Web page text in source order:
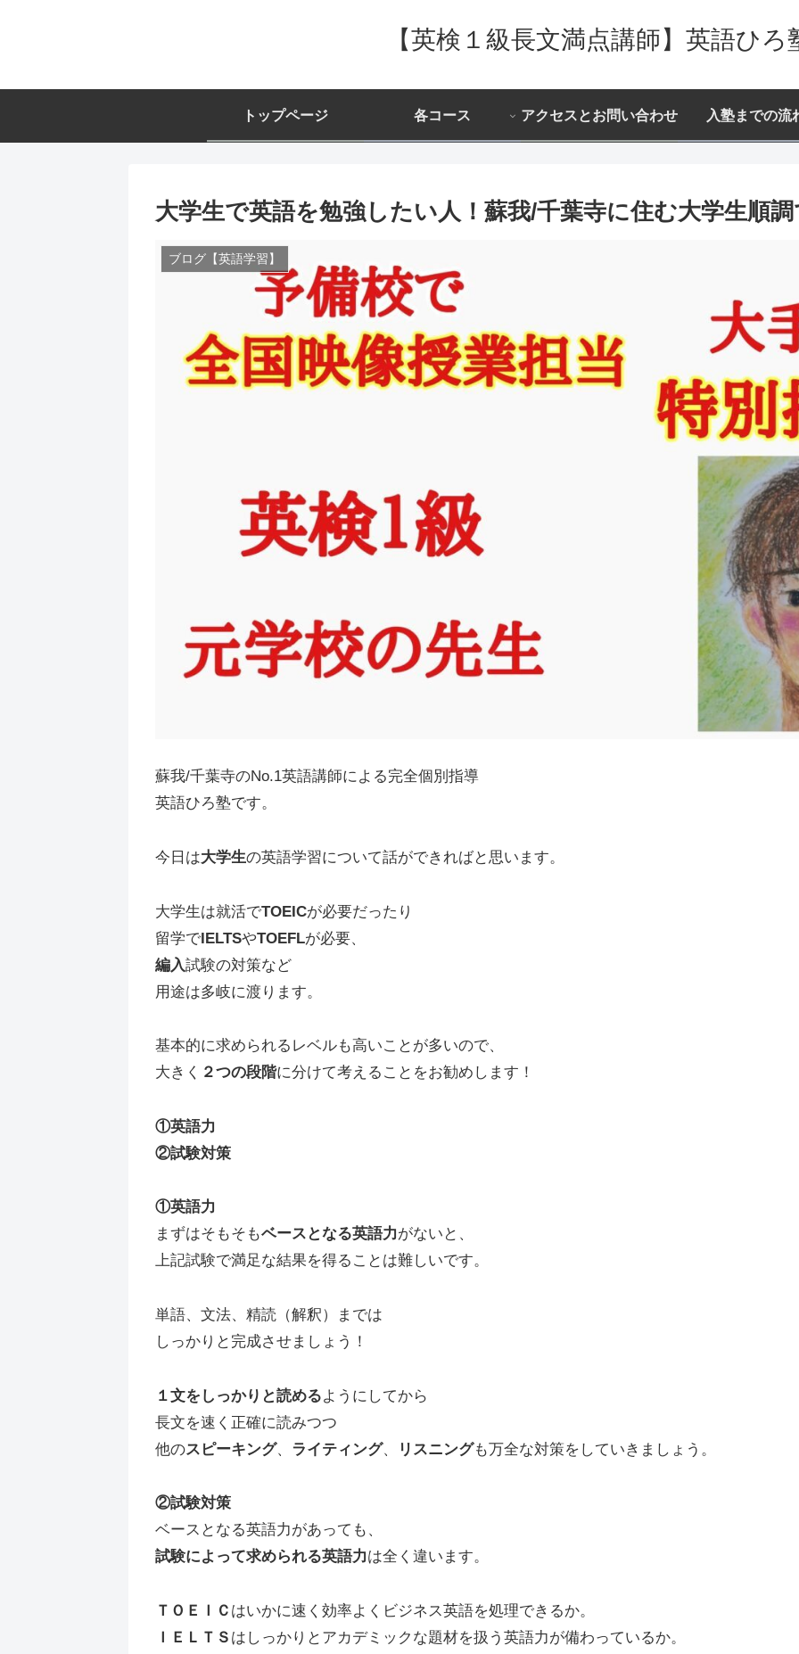
【英検１級長文満点講師】英語ひろ
トップページ 各コース アクセスとお問い合わせ 入塾までの流
大学生で英語を勉強したい人！蘇我/千葉寺に住む大学生順
ブログ【英語学習】
蘇我/千葉寺のNo.1英語講師による完全個別指導
英語ひろ塾です。
今日は大学生の英語学習について話ができればと思います。
大学生は就活でTOEICが必要だったり
留学でIELTSやTOEFLが必要、
編入試験の対策など
用途は多岐に渡ります。
基本的に求められるレベルも高いことが多いので、
大きく ２つの段階に分けて考えることをお勧めします！
①英語力
②試験対策
①英語力
まずはそもそもベースとなる英語力がないと、
上記試験で満足な結果を得ることは難しいです。
単語、文法、精読（解釈）までは
しっかりと完成させましょう！
１文をしっかりと読めるようにしてから
長文を速く正確に読みつつ
他のスピーキング、 ライティング、 リスニングも万全な対策をしていきましょう。
②試験対策
ベースとなる英語力があっても、
試験によって求められる英語力は全く違います。
ＴＯＥＩＣ はいかに速く効率よくビジネス英語を処理できるか。
ＩＥＬＴＳ はしっかりとアカデミックな題材を扱う英語力が備わっているか。